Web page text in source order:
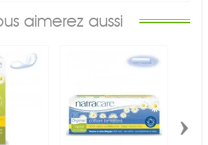
aimerez aussi
›